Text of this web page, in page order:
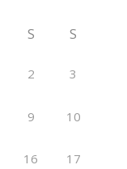
S S
2 3
9 10
16 17